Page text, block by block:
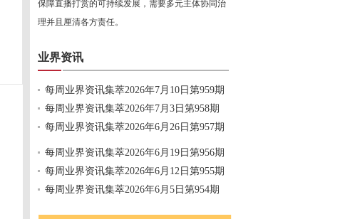
保障直播打赏的可持续发展，需要多元主体协同治
理并且厘清各方责任。
业界资讯
每周业界资讯集萃2026年7月10日第959期
每周业界资讯集萃2026年7月3日第958期
每周业界资讯集萃2026年6月26日第957期
每周业界资讯集萃2026年6月19日第956期
每周业界资讯集萃2026年6月12日第955期
每周业界资讯集萃2026年6月5日第954期